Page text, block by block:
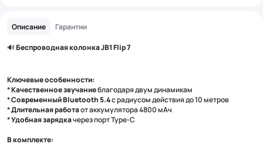
Описание Гарантии
🔊Беспроводная колонка JB1 Flip 7
Ключевые особенности:
*Качественное звучаниеблагодаря двум динамикам
*Современный Bluetooth 5.4с радиусом действия до 10 метров
*Длительная работаот аккумулятора 4800 мАч
*Удобная зарядкачерез порт Type-C
В комплекте: